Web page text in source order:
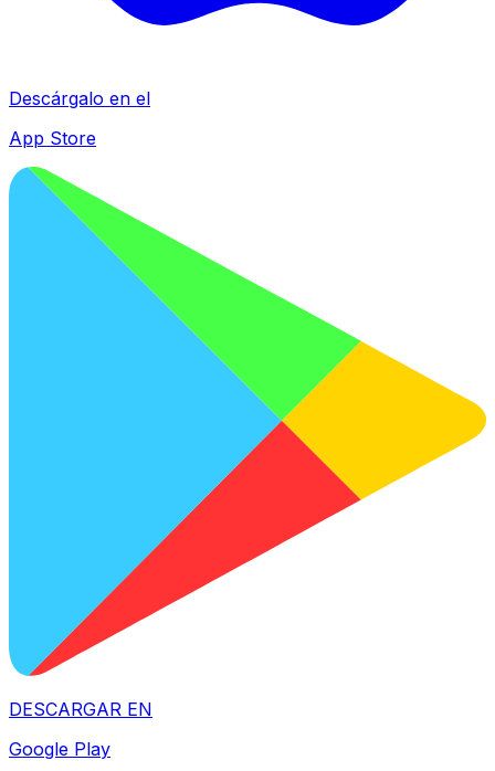
Descárgalo en el
App Store
DESCARGAR EN
Google Play